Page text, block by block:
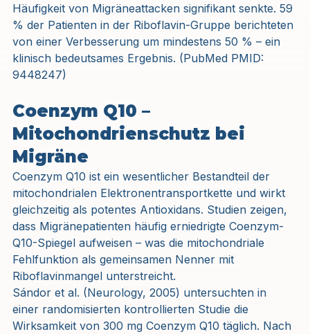
Häufigkeit von Migräneattacken signifikant senkte. 59
% der Patienten in der Riboflavin-Gruppe berichteten
von einer Verbesserung um mindestens 50 % – ein
klinisch bedeutsames Ergebnis. (PubMed PMID:
9448247)
Coenzym Q10 –
Mitochondrienschutz bei
Migräne
Coenzym Q10 ist ein wesentlicher Bestandteil der
mitochondrialen Elektronentransportkette und wirkt
gleichzeitig als potentes Antioxidans. Studien zeigen,
dass Migränepatienten häufig erniedrigte Coenzym-
Q10-Spiegel aufweisen – was die mitochondriale
Fehlfunktion als gemeinsamen Nenner mit
Riboflavinmangel unterstreicht.
Sándor et al. (Neurology, 2005) untersuchten in
einer randomisierten kontrollierten Studie die
Wirksamkeit von 300 mg Coenzym Q10 täglich. Nach